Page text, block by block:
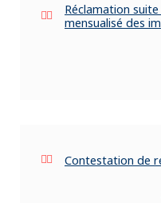
Réclamation
mensualisé des
Contestation de